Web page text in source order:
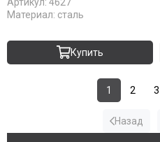
Материал: сталь
Купить
Назад
1 2 3